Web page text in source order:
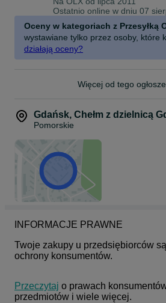
Odcinek szyjny: Miękki zagłówek
Ramiona i barki: Miękkie, profilowane
wygodne oparcie rąk podczas pisania
Materiał obicia - Wysokiej jakości,
Maksymalna wysokość - 124 cm
Wymiary siedziska - 49 x 49 cm
Podstawa i kółka - Stabilna
scratch)
Funkcje dodatkowe -Wysuwany
360°
Kolor - Jasnoniebieski (Light Blue)
Ostatnio online w dniu 07
Oceny w kategoriach z Przesyłką
wystawiane tylko przez osoby, które
działają oceny?
Więcej od tego
Gdańsk, Chełm z dzielnicą
Pomorskie
INFORMACJE PRAWNE
Twoje zakupy u przedsiębiorców
ochrony konsumentów.
Przeczytaj o prawach
przedmiotów i wiele więcej.